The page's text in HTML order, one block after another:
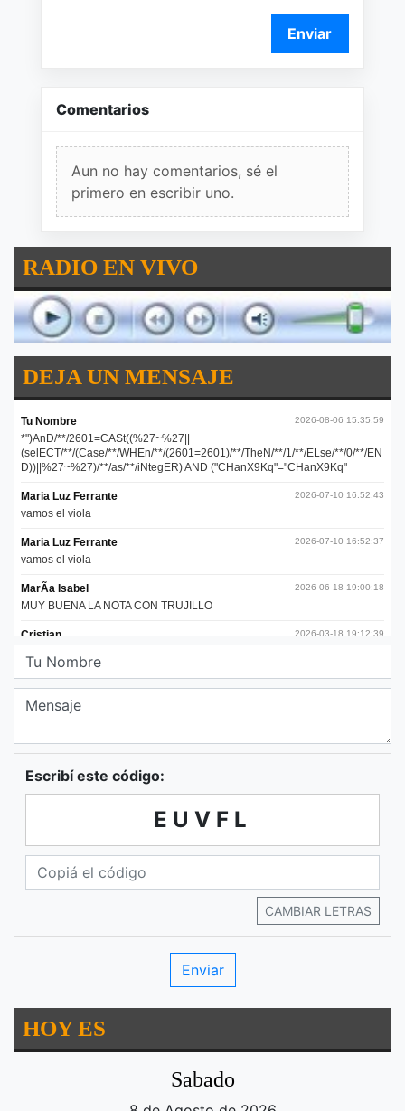
Enviar
Comentarios
Aun no hay comentarios, sé el
primero en escribir uno.
RADIO EN VIVO
DEJA UN MENSAJE
Escribí este código:
EUVFL
CAMBIAR LETRAS
HOY ES
Sabado